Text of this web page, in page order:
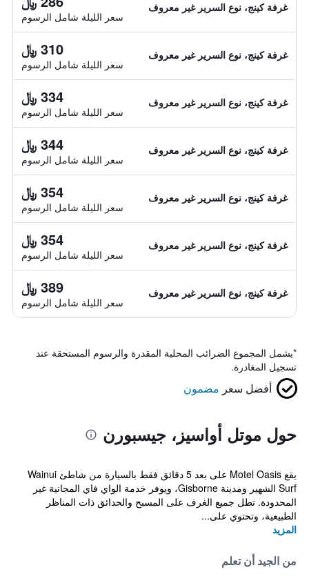
غرفة كينج، نوع السرير غير معروف
سعر الليلة شامل الرسوم
غرفة كينج، نوع السرير غير معروف 310 ﷼
سعر الليلة شامل الرسوم
غرفة كينج، نوع السرير غير معروف 334 ﷼
سعر الليلة شامل الرسوم
غرفة كينج، نوع السرير غير معروف 344 ﷼
سعر الليلة شامل الرسوم
غرفة كينج، نوع السرير غير معروف 354 ﷼
سعر الليلة شامل الرسوم
غرفة كينج، نوع السرير غير معروف 354 ﷼
سعر الليلة شامل الرسوم
غرفة كينج، نوع السرير غير معروف 389 ﷼
سعر الليلة شامل الرسوم
*يشمل المجموع الضرائب المحلية المقدرة والرسوم المستحقة عند
تسجيل المغادرة.
أفضل سعر مضمون
حول موتل أواسيز، جيسبورن
يقع Motel Oasis على بعد 5 دقائق فقط بالسيارة من شاطئ Wainui
Surf الشهير ومدينة Gisborne، ويوفر خدمة الواي فاي المجانية غير
المحدودة. تطل جميع الغرف على المسبح والحدائق ذات المناظر
الطبيعية، وتحتوي على...
المزيد
من الجيد أن تعلم